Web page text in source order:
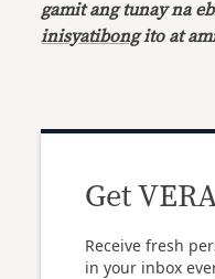
gamit ang tunay na
inisyatibongito at
Get
Receive fresh
in your inbox